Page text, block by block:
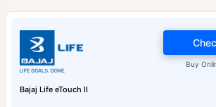
Bajaj Life eTouch II
Buy